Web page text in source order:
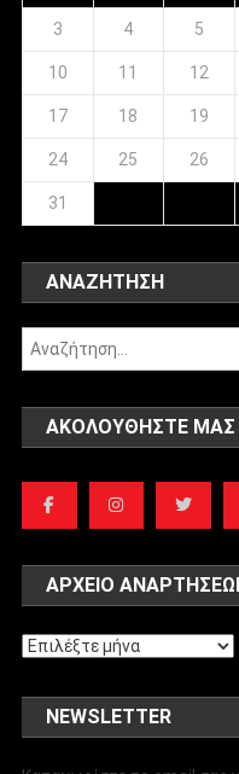
3 4 5
10 11 12
17 18 19
24 25 26
31
ΑΝΑΖΉΤΗΣΗ
ΑΚΟΛΟΥΘΉΣΤΕ ΜΑΣ
ΑΡΧΕΊΟ
Αρχείο
NEWSLETTER